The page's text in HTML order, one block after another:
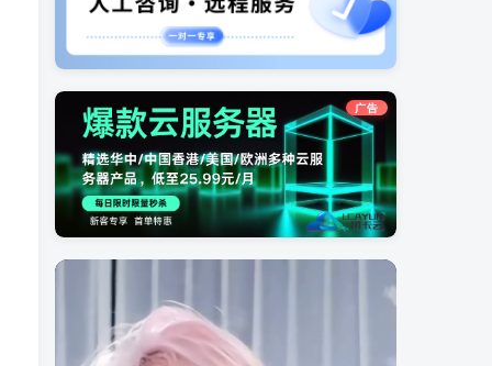
广告